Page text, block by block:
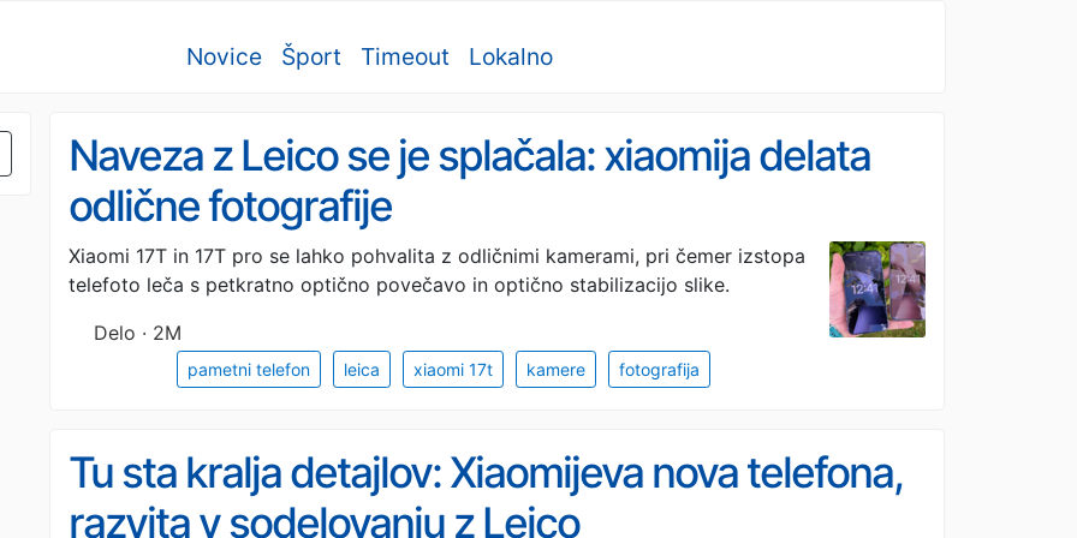
Novice Šport Timeout Lokalno
Naveza z Leico se je splačala: xiaomija delata
odlične fotografije
Xiaomi 17T in 17T pro se lahko pohvalita z odličnimi kamerami, pri čemer izstopa
telefoto leča s petkratno optično povečavo in optično stabilizacijo slike.
Delo · 2M
pametni telefon leica xiaomi 17t kamere fotografija
Tu sta kralja detajlov: Xiaomijeva nova telefona,
razvita v sodelovanju z Leico